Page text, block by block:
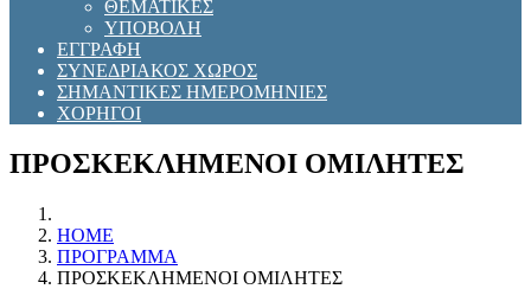
ΘΕΜΑΤΙΚΕΣ
ΥΠΟΒΟΛΗ
ΕΓΓΡΑΦΗ
ΣΥΝΕΔΡΙΑΚΟΣ ΧΩΡΟΣ
ΣΗΜΑΝΤΙΚΕΣ ΗΜΕΡΟΜΗΝΙΕΣ
ΧΟΡΗΓΟΙ
ΠΡΟΣΚΕΚΛΗΜΕΝΟΙ ΟΜΙΛΗΤΕΣ
HOME
ΠΡΟΓΡΑΜΜΑ
ΠΡΟΣΚΕΚΛΗΜΕΝΟΙ ΟΜΙΛΗΤΕΣ